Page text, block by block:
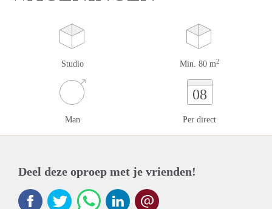
Studio Min. 80 m2
Man
08
Per direct
Deel deze oproep met je vrienden!